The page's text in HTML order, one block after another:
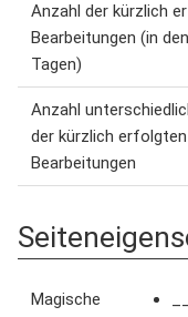
Anzahl der kürzlich
Bearbeitungen (in
Tagen)
Anzahl
der kürzlich erfolgten
Bearbeitungen
Magische